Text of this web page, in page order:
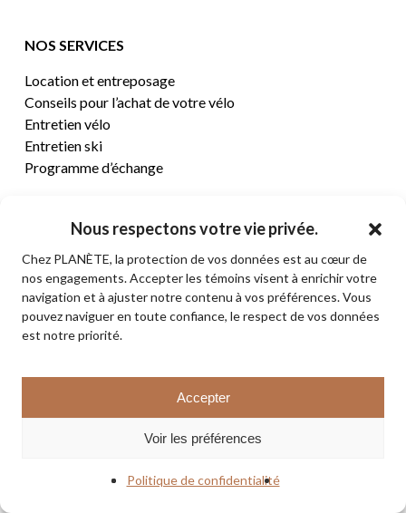
Nous respectons votre vie privée.
Chez PLANÈTE, la protection de vos données est au cœur de
nos engagements. Accepter les témoins visent à enrichir votre
navigation et à ajuster notre contenu à vos préférences. Vous
pouvez naviguer en toute confiance, le respect de vos données
est notre priorité.
Accepter
Voir les préférences
Politique de confidentialité
Sous-total: 0,00$
VOIR LE PANIER
NOS SERVICES
Location et entreposage
Conseils pour l’achat de votre vélo
Entretien vélo
Entretien ski
Programme d’échange
CENTRE D’AIDE
Termes et conditions de vente
Retours et remboursements
Politique de confidentialité
Contact
© 2026 PLANÈTE CYCLE & SKI. Tous droits réservés.